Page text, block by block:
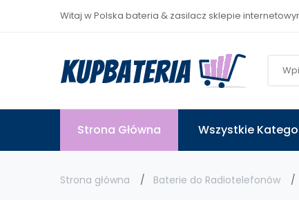
Witaj w Polska bateria & zasilacz sklepie
Strona Główna Wszystkie
Strona główna Baterie do Radiotelefonów